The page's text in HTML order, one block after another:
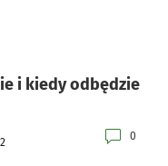
i kiedy odbędzie
0